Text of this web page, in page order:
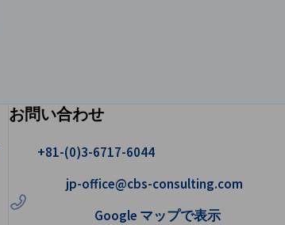
お問い合わせ
電話をかける
+81-(0)3-6717-6044
メールを書く
jp-office@cbs-consulting.com
Google マップで開く
Google マップで表示